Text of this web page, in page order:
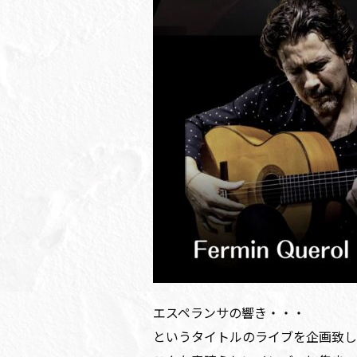
エスペランサの響き・・・
というタイトルのライブを企画致